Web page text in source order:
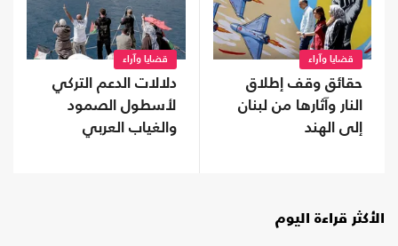
قضايا وآراء
حقائق وقف إطلاق
النار وآثارها من لبنان
إلى الهند
قضايا وآراء
دلالات الدعم التركي
لأسطول الصمود
والغياب العربي
الأكثر قراءة اليوم